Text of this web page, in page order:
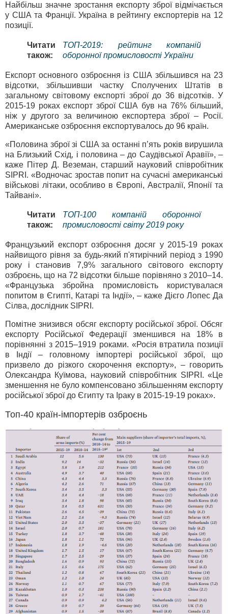
Найбільш значне зростання експорту зброї відмічається
у США та Франції. Україна в рейтингу експортерів на 12
позиції.
Читати
також:
ТОП-2019: рейтинг компаній
оборонної промисловості України
Експорт основного озброєння із США збільшився на 23
відсотки, збільшивши частку Сполучених Штатів в
загальному світовому експорті зброї до 36 відсотків. У
2015-19 роках експорт зброї США був на 76% більший,
ніж у другого за величиною експортера зброї – Росії.
Американське озброєння експортувалось до 96 країн.
«Половина зброї зі США за останні п’ять років вирушила
на Близький Схід, і половина – до Саудівської Аравії», –
каже Пітер Д. Веземан, старший науковий співробітник
SIPRI. «Водночас зростав попит на сучасні американські
військові літаки, особливо в Європі, Австралії, Японії та
Тайвані».
Читати
також:
ТОП-100 компаній оборонної
промисловості світу 2019 року
Французький експорт озброєння досяг у 2015-19 роках
найвищого рівня за будь-який п'ятирічний період з 1990
року і становив 7,9% загального світового експорту
озброєнь, що на 72 відсотки більше порівняно з 2010–14.
«Французька збройна промисловість користувалася
попитом в Єгипті, Катарі та Індії», – каже Дієго Лопес Да
Сілва, дослідник SIPRI.
Помітне знизився обсяг експорту російської зброї. Обсяг
експорту Російської Федерації зменшився на 18% в
порівнянні з 2015–1919 роками. «Росія втратила позиції
в Індії – головному імпортері російської зброї, що
призвело до різкого скорочення експорту», – говорить
Олександра Куїмова, науковий співробітник SIPRI. «Це
зменшення не було компенсовано збільшенням експорту
російської зброї до Єгипту та Іраку в 2015-19-19 роках».
Топ-40 країн-імпортерів озброєнь